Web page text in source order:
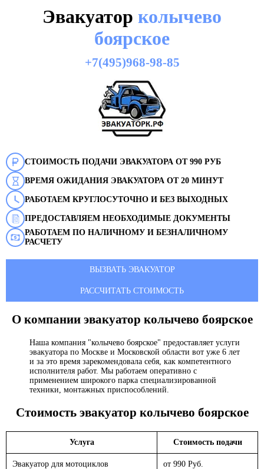
Эвакуатор колычево
боярское
+7(495)968-98-85
СТОИМОСТЬ ПОДАЧИ ЭВАКУАТОРА ОТ 990 РУБ
ВРЕМЯ ОЖИДАНИЯ ЭВАКУАТОРА ОТ 20 МИНУТ
РАБОТАЕМ КРУГЛОСУТОЧНО И БЕЗ ВЫХОДНЫХ
ПРЕДОСТАВЛЯЕМ НЕОБХОДИМЫЕ ДОКУМЕНТЫ
РАБОТАЕМ ПО НАЛИЧНОМУ И БЕЗНАЛИЧНОМУ
РАСЧЕТУ
ВЫЗВАТЬ ЭВАКУАТОР
РАССЧИТАТЬ СТОИМОСТЬ
О компании эвакуатор колычево боярское
Наша компания "колычево боярское" предоставляет услуги
эвакуатора по Москве и Московской области вот уже 6 лет
и за это время зарекомендовала себя, как компетентного
исполнителя работ. Мы работаем оперативно с
применением широкого парка специализированной
техники, монтажных приспособлений.
Стоимость эвакуатор колычево боярское
Услуга Стоимость подачи
Эвакуатор для мотоциклов от 990 Руб.